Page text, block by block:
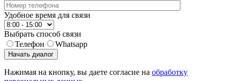
Удобное время для связи
Выбрать способ связи
Телефон
Whatsapp
Начать диалог
Нажимая на кнопку, вы даете согласие на обработку